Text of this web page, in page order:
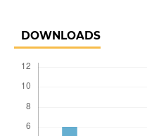
DOWNLOADS